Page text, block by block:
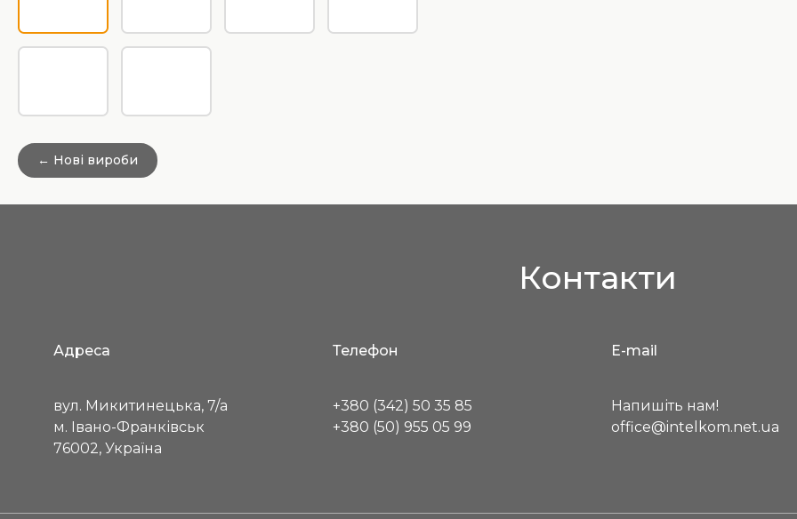
← Нові вироби
Контакти
Адреса
вул. Микитинецька, 7/а
м. Івано-Франківськ
76002, Україна
Телефон
+380 (342) 50 35 85
+380 (50) 955 05 99
E-mail
Напишіть нам!
office@intelkom.net.ua